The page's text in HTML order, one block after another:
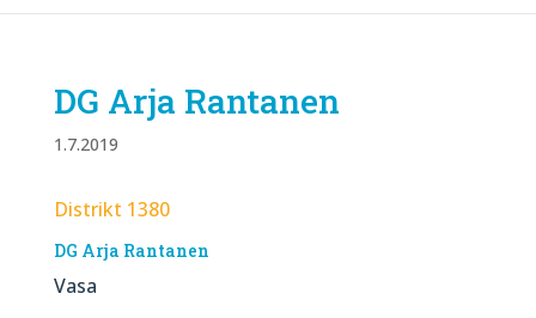
DG Arja Rantanen
1.7.2019
Distrikt 1380
DG Arja Rantanen
Vasa